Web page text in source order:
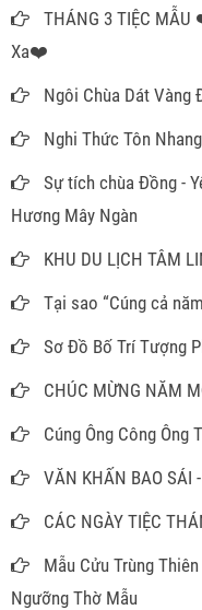
THÁNG 3 TIỆC
Xa❤️
Ngôi Chùa Dát Vàng
Nghi Thức Tôn
Sự tích chùa Đồng -
Hương Mây Ngàn
KHU DU LỊCH TÂM
Tại sao “Cúng cả
Sơ Đồ Bố Trí Tượng
CHÚC MỪNG NĂM
Cúng Ông Công Ông
VĂN KHẤN BAO SÁI
CÁC NGÀY TIỆC
Mẫu Cửu Trùng
Ngưỡng Thờ Mẫu